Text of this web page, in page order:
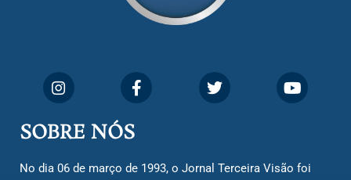
SOBRE NÓS
No dia 06 de março de 1993, o Jornal Terceira Visão foi